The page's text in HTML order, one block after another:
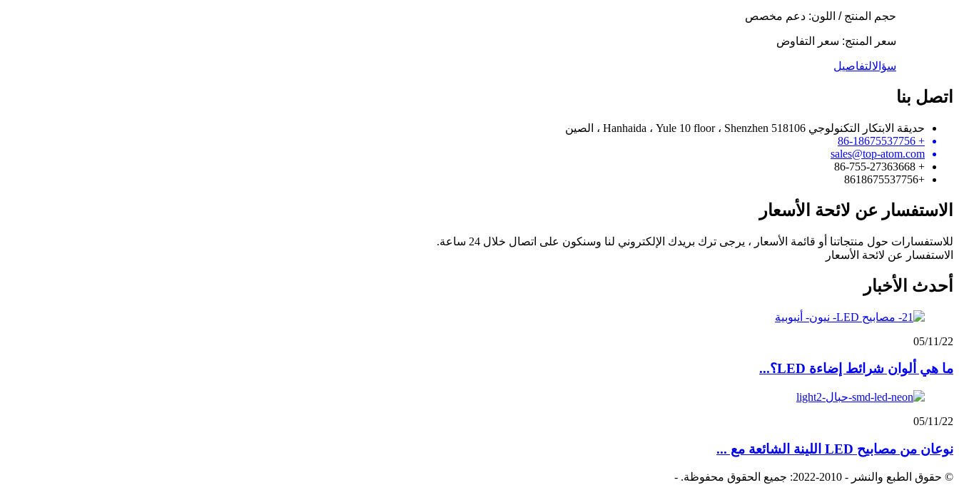
حجم المنتج / اللون: دعم مخصص
سعر المنتج: سعر التفاوض
سؤالالتفاصيل
اتصل بنا
حديقة الابتكار التكنولوجي Hanhaida ، Yule 10 floor ، Shenzhen 518106 ، الصين
+ 86-18675537756
sales@top-atom.com
+ 86-755-27363668
+8618675537756
الاستفسار عن لائحة الأسعار
للاستفسارات حول منتجاتنا أو قائمة الأسعار ، يرجى ترك بريدك الإلكتروني لنا وسنكون على اتصال خلال 24 ساعة.
الاستفسار عن لائحة الأسعار
أحدث الأخبار
05/11/22
ما هي ألوان شرائط إضاءة LED؟...
05/11/22
نوعان من مصابيح LED اللينة الشائعة مع ...
© حقوق الطبع والنشر - 2010-2022: جميع الحقوق محفوظة. -